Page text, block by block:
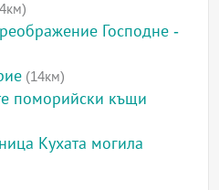
Господне -
(14км)
поморийски къщи
Кухата могила